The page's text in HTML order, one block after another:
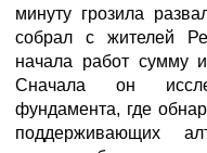
минуту грозила
собрал с жителей
начала работ сумму
Сначала он
фундамента, где
поддерживающих